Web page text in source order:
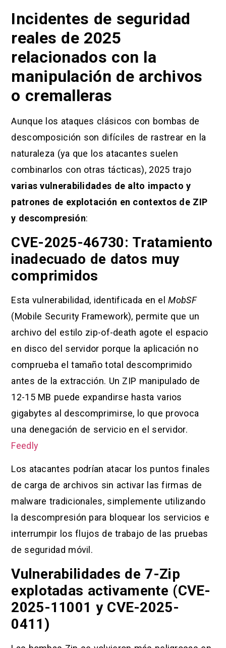
Incidentes de seguridad
reales de 2025
relacionados con la
manipulación de archivos
o cremalleras
Aunque los ataques clásicos con bombas de
descomposición son difíciles de rastrear en la
naturaleza (ya que los atacantes suelen
combinarlos con otras tácticas), 2025 trajo
varias vulnerabilidades de alto impacto y
patrones de explotación en contextos de ZIP
y descompresión:
CVE-2025-46730: Tratamiento
inadecuado de datos muy
comprimidos
Esta vulnerabilidad, identificada en elMobSF
(Mobile Security Framework), permite que un
archivo del estilo zip-of-death agote el espacio
en disco del servidor porque la aplicación no
comprueba el tamaño total descomprimido
antes de la extracción. Un ZIP manipulado de
12-15 MB puede expandirse hasta varios
gigabytes al descomprimirse, lo que provoca
una denegación de servicio en el servidor.
Feedly
Los atacantes podrían atacar los puntos finales
de carga de archivos sin activar las firmas de
malware tradicionales, simplemente utilizando
la descompresión para bloquear los servicios e
interrumpir los flujos de trabajo de las pruebas
de seguridad móvil.
Vulnerabilidades de 7-Zip
explotadas activamente (CVE-
2025-11001 y CVE-2025-
0411)